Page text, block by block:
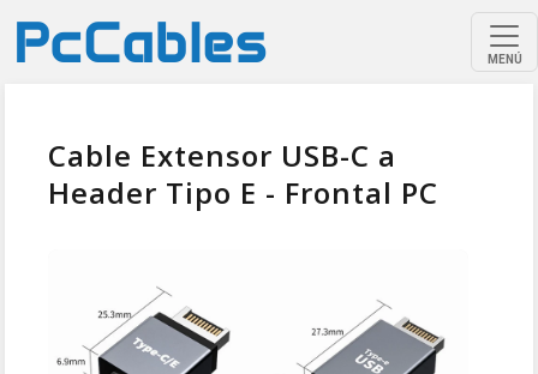
MENÚ
Cable Extensor USB-C a
Header Tipo E - Frontal PC